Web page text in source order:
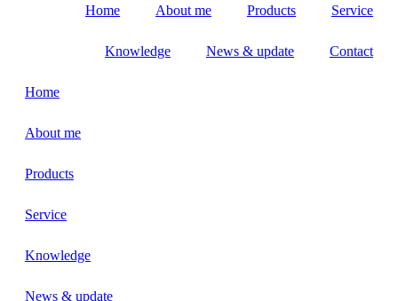
Home About me Products Service
Knowledge News & update Contact
Home
About me
Products
Service
Knowledge
News & update